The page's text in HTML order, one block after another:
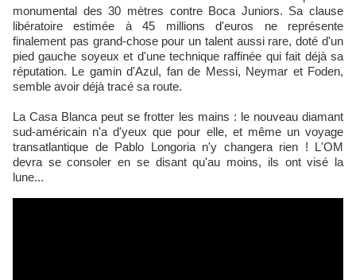
monumental des 30 mètres contre Boca Juniors. Sa clause
libératoire estimée à 45 millions d'euros ne représente
finalement pas grand-chose pour un talent aussi rare, doté d'un
pied gauche soyeux et d'une technique raffinée qui fait déjà sa
réputation. Le gamin d'Azul, fan de Messi, Neymar et Foden,
semble avoir déjà tracé sa route.
La Casa Blanca peut se frotter les mains : le nouveau diamant
sud-américain n'a d'yeux que pour elle, et même un voyage
transatlantique de Pablo Longoria n'y changera rien ! L'OM
devra se consoler en se disant qu'au moins, ils ont visé la
lune...